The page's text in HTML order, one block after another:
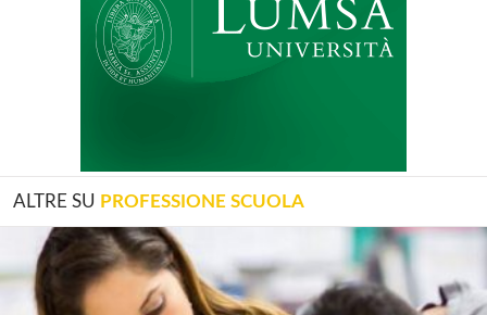
ALTRE SU PROFESSIONE SCUOLA